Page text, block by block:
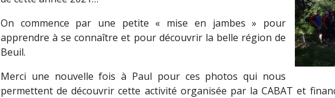
On commence par une petite « mise en jambes » pour
apprendre à se connaître et pour découvrir la belle région de
Beuil.
Merci une nouvelle fois à Paul pour ces photos qui nous
permettent de découvrir cette activité organisée par la CABAT et